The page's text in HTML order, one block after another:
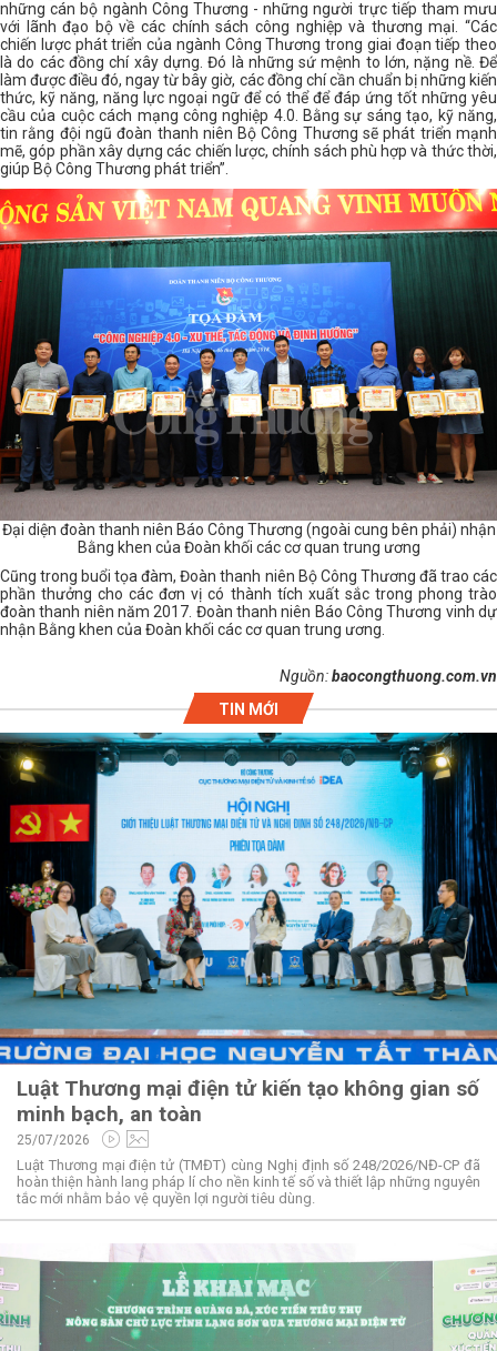
những cán bộ ngành Công Thương - những người trực tiếp tham mưu
với lãnh đạo bộ về các chính sách công nghiệp và thương mại. “Các
chiến lược phát triển của ngành Công Thương trong giai đoạn tiếp theo
là do các đồng chí xây dựng. Đó là những sứ mệnh to lớn, nặng nề. Để
làm được điều đó, ngay từ bây giờ, các đồng chí cần chuẩn bị những kiến
thức, kỹ năng, năng lực ngoại ngữ để có thể để đáp ứng tốt những yêu
cầu của cuộc cách mạng công nghiệp 4.0. Bằng sự sáng tạo, kỹ năng,
tin rằng đội ngũ đoàn thanh niên Bộ Công Thương sẽ phát triển mạnh
mẽ, góp phần xây dựng các chiến lược, chính sách phù hợp và thức thời,
giúp Bộ Công Thương phát triển”.
Đại diện đoàn thanh niên Báo Công Thương (ngoài cung bên phải) nhận
Bằng khen của Đoàn khối các cơ quan trung ương
Cũng trong buổi tọa đàm, Đoàn thanh niên Bộ Công Thương đã trao các
phần thưởng cho các đơn vị có thành tích xuất sắc trong phong trào
đoàn thanh niên năm 2017. Đoàn thanh niên Báo Công Thương vinh dự
nhận Bằng khen của Đoàn khối các cơ quan trung ương.
Nguồn:baocongthuong.com.vn
TIN MỚI
Luật Thương mại điện tử kiến tạo không gian số
minh bạch, an toàn
25/07/2026
Luật Thương mại điện tử (TMĐT) cùng Nghị định số 248/2026/NĐ-CP đã
hoàn thiện hành lang pháp lí cho nền kinh tế số và thiết lập những nguyên
tắc mới nhằm bảo vệ quyền lợi người tiêu dùng.